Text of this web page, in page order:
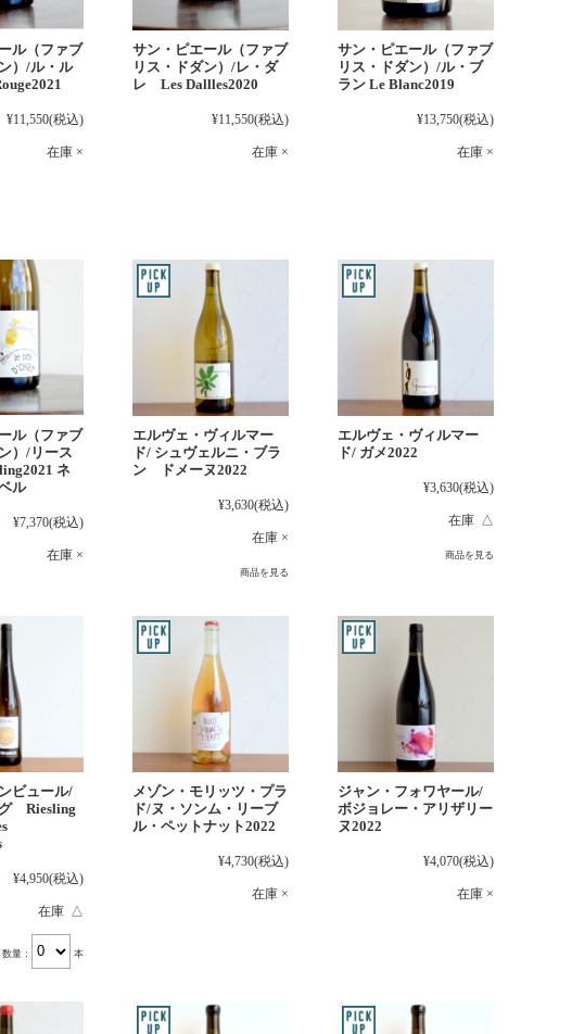
ル（ファブ
）/ル・ル
¥11,550(税込)
在庫 ×
サン・ピエール（ファブ
リス・ドダン）/レ・ダ
レ Les Dallles2020
¥11,550(税込)
在庫 ×
サン・ピエール（ファブ
リス・ドダン）/ル・ブ
ラン Le Blanc2019
¥13,750(税込)
在庫 ×
ル（ファブ
）/リース
ネ
ル
¥7,370(税込)
在庫 ×
エルヴェ・ヴィルマー
ド/ シュヴェルニ・ブラ
ン ドメーヌ2022
¥3,630(税込)
在庫 ×
商品を見る
エルヴェ・ヴィルマー
ド/ ガメ2022
¥3,630(税込)
在庫 △
商品を見る
ビュール/
Riesling
¥4,950(税込)
在庫 △
数量： 本
メゾン・モリッツ・プラ
ド/ヌ・ソンム・リーブ
ル・ペットナット2022
¥4,730(税込)
在庫 ×
ジャン・フォワヤール/
ボジョレー・アリザリー
ヌ2022
¥4,070(税込)
在庫 ×